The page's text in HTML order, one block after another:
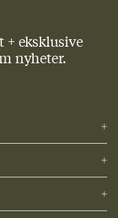
+ eksklusive
nyheter.